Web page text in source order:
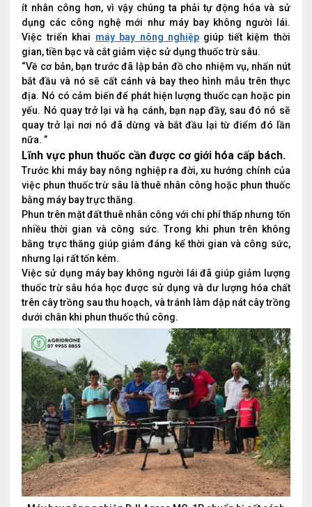
ít nhân công hơn, vì vậy chúng ta phải tự động hóa và sử
dụng các công nghệ mới như máy bay không người lái.
Việc triển khai máy bay nông nghiệpgiúp tiết kiệm thời
gian, tiền bạc và cắt giảm việc sử dụng thuốc trừ sâu.
“Về cơ bản, bạn trước đã lập bản đồ cho nhiệm vụ, nhấn nút
bắt đầu và nó sẽ cất cánh và bay theo hình mẫu trên thực
địa. Nó có cảm biến để phát hiện lượng thuốc cạn hoặc pin
yếu. Nó quay trở lại và hạ cánh, bạn nạp đầy, sau đó nó sẽ
quay trở lại nơi nó đã dừng và bắt đầu lại từ điểm đó lần
nữa. ”
Lĩnh vực phun thuốc cần được cơ giới hóa cấp bách.
Trước khi máy bay nông nghiệp ra đời, xu hướng chính của
việc phun thuốc trừ sâu là thuê nhân công hoặc phun thuốc
bằng máy bay trực thăng.
Phun trên mặt đất thuê nhân công với chi phí thấp nhưng tốn
nhiều thời gian và công sức. Trong khi phun trên không
bằng trực thăng giúp giảm đáng kể thời gian và công sức,
nhưng lại rất tốn kém.
Việc sử dụng máy bay không người lái đã giúp giảm lượng
thuốc trừ sâu hóa học được sử dụng và dư lượng hóa chất
trên cây trồng sau thu hoạch, và tránh làm dập nát cây trồng
dưới chân khi phun thuốc thủ công.